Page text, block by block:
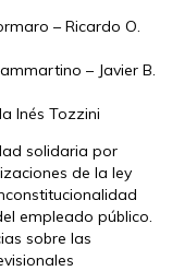
– Ricardo O.
– Javier B.
Inés Tozzini
solidaria por
de la ley
empleado público.
sobre las